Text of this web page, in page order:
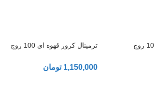
ترمینال کروز قهوه ای 100 زوج
1,150,000 تومان